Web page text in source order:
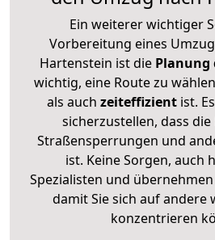
Ein weiterer wichtiger
Vorbereitung eines
Hartenstein ist diePlanung
wichtig, eine Route zu
als auch zeiteffizientist.
sicherzustellen, dass
Straßensperrungen und
ist. Keine Sorgen, auch
Spezialisten und
damit Sie sich auf andere
konzentrieren